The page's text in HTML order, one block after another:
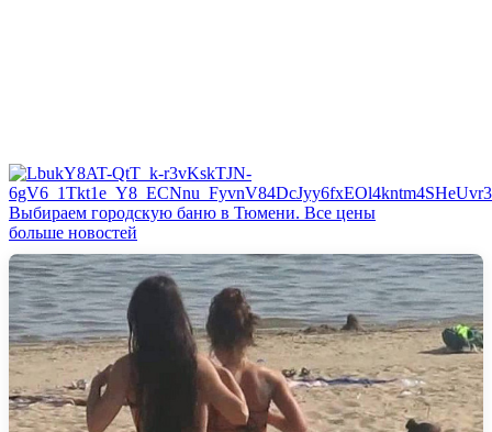
Выбираем городскую баню в Тюмени. Все цены
больше новостей